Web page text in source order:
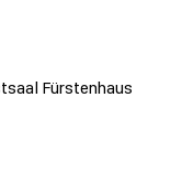
Fürstenhaus